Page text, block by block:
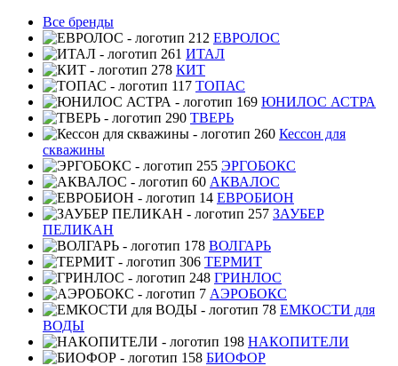
Все бренды
ЕВРОЛОС
ИТАЛ
КИТ
ТОПАС
ЮНИЛОС АСТРА
ТВЕРЬ
Кессон для
скважины
ЭРГОБОКС
АКВАЛОС
ЕВРОБИОН
ЗАУБЕР
ПЕЛИКАН
ВОЛГАРЬ
ТЕРМИТ
ГРИНЛОС
АЭРОБОКС
ЕМКОСТИ для
ВОДЫ
НАКОПИТЕЛИ
БИОФОР